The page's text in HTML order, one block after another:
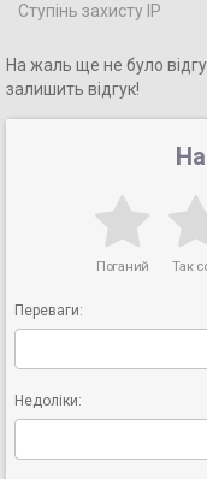
Ступінь захисту IP
На жаль ще не було
залишить відгук!
Поганий Так
Переваги:
Недоліки: